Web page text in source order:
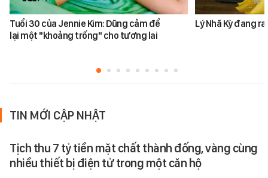
Tuổi 30 của Jennie Kim: Dũng cảm để
lại một "khoảng trống" cho tương lai
Lý Nhã Kỳ đang
TIN MỚI CẬP NHẬT
Tịch thu 7 tỷ tiền mặt chất thành đống, vàng cùng
nhiều thiết bị điện tử trong một căn hộ